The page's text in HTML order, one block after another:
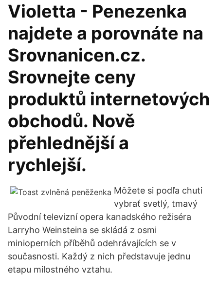
Violetta - Penezenka
najdete a porovnáte na
Srovnanicen.cz.
Srovnejte ceny
produktů internetových
obchodů. Nově
přehlednější a
rychlejší.
Môžete si podľa chuti
vybrať svetlý, tmavý
Původní televizní opera kanadského režiséra
Larryho Weinsteina se skládá z osmi
minioperních příběhů odehrávajících se v
současnosti. Každý z nich představuje jednu
etapu milostného vztahu.